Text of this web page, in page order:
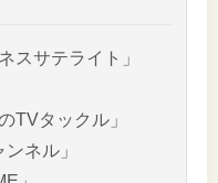
スサテライト」
TVタックル」
ネル」